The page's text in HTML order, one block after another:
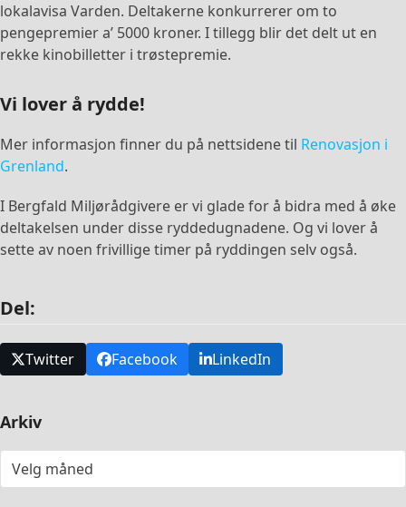
lokalavisa Varden. Deltakerne konkurrerer om to
pengepremier a’ 5000 kroner. I tillegg blir det delt ut en
rekke kinobilletter i trøstepremie.
Vi lover å rydde!
Mer informasjon finner du på nettsidene til Renovasjon i
Grenland.
I Bergfald Miljørådgivere er vi glade for å bidra med å øke
deltakelsen under disse ryddedugnadene. Og vi lover å
sette av noen frivillige timer på ryddingen selv også.
Del:
Twitter Facebook LinkedIn
Arkiv
Arkiv